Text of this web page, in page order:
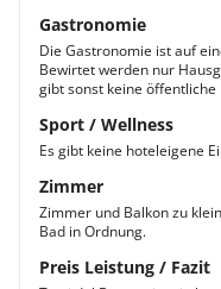
Gastronomie
Die Gastronomie ist auf
Bewirtet werden nur
gibt sonst keine öffentliche
Sport / Wellness
Es gibt keine hoteleigene
Zimmer
Zimmer und Balkon zu
Bad in Ordnung.
Preis Leistung / Fazit